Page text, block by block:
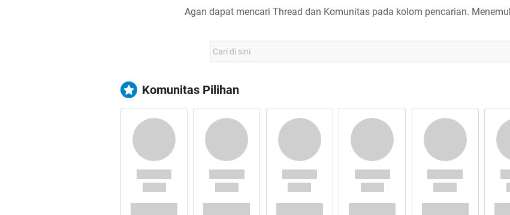
Agan dapat mencari Thread dan Komunitas pada kolom pencarian.
Komunitas Pilihan